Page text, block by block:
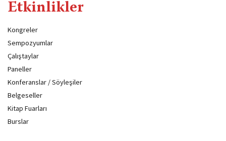
Etkinlikler
Kongreler
Sempozyumlar
Çalıştaylar
Paneller
Konferanslar / Söyleşiler
Belgeseller
Kitap Fuarları
Burslar